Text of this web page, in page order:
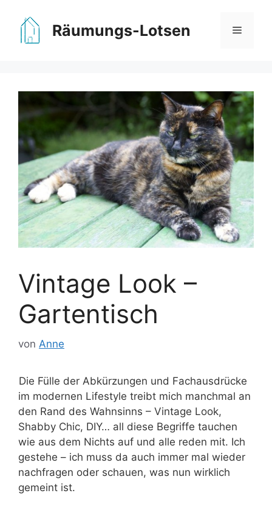
Inhalt
springen
Räumungs-Lotsen Menü
Vintage Look –
Gartentisch
von Anne
Die Fülle der Abkürzungen und Fachausdrücke
im modernen Lifestyle treibt mich manchmal an
den Rand des Wahnsinns – Vintage Look,
Shabby Chic, DIY… all diese Begriffe tauchen
wie aus dem Nichts auf und alle reden mit. Ich
gestehe – ich muss da auch immer mal wieder
nachfragen oder schauen, was nun wirklich
gemeint ist.